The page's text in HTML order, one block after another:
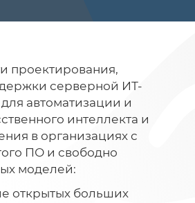
проектирования,
серверной ИТ-
автоматизации и
интеллекта и
в организациях с
ПО и свободно
моделей:
открытых больших